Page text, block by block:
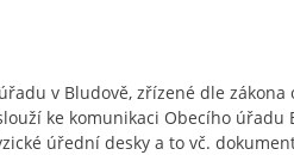
v Bludově, zřízené dle zákona
ke komunikaci Obecího úřadu
úřední desky a to vč.